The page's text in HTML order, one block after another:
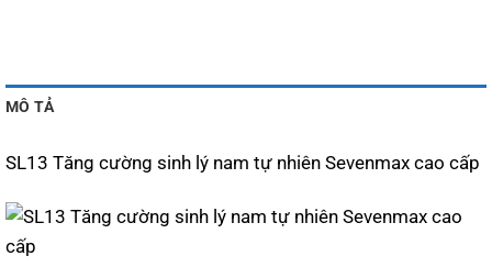
MÔ TẢ
SL13 Tăng cường sinh lý nam tự nhiên Sevenmax cao cấp